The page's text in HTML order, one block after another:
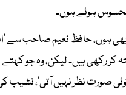
ہوئے ہوں۔
بھی ہوں، حافظ نعیم صاحب سے
کر رکھی ہیں۔ لیکن، وہ جو کہتے
صورت نظر نہیں آتی‘،